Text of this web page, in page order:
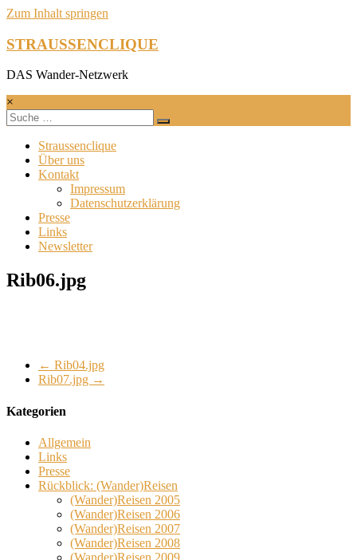
Zum Inhalt springen
STRAUSSENCLIQUE
DAS Wander-Netzwerk
×
Straussenclique
Über uns
Kontakt
Impressum
Datenschutzerklärung
Presse
Links
Newsletter
Rib06.jpg
← Rib04.jpg
Rib07.jpg →
Kategorien
Allgemein
Links
Presse
Rückblick: (Wander)Reisen
(Wander)Reisen 2005
(Wander)Reisen 2006
(Wander)Reisen 2007
(Wander)Reisen 2008
(Wander)Reisen 2009